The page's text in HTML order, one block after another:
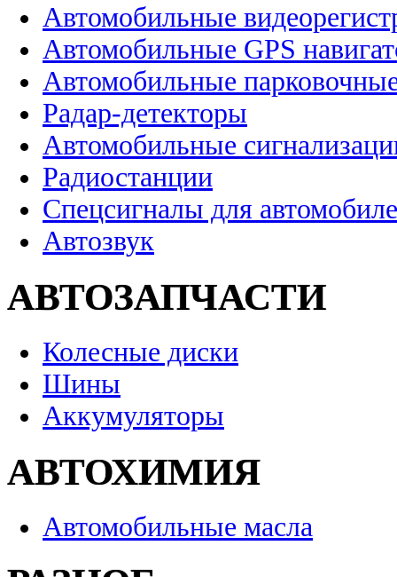
Автомобильные
Автомобильные GPS
Автомобильные
Радар-детекторы
Автомобильные
Радиостанции
Спецсигналы для
Автозвук
АВТОЗАПЧАСТИ
Колесные диски
Шины
Аккумуляторы
АВТОХИМИЯ
Автомобильные масла